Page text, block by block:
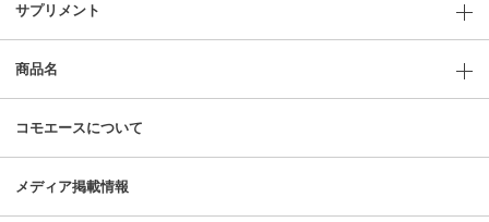
サプリメント
商品名
コモエースについて
メディア掲載情報